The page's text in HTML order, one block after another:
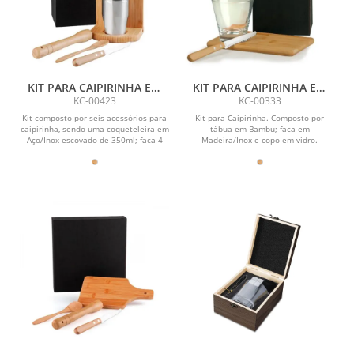
KIT PARA CAIPIRINHA EM
BAMBU / MADEIRA IBIZA -
0,35 L - 6 PÇS
KC-00423
Kit composto por seis acessórios para
caipirinha, sendo uma coqueteleira em
Aço/Inox escovado de 350ml; faca 4
KIT PARA CAIPIRINHA EM
BAMBU / MADEIRA - 0,35 L -
3 PÇS
KC-00333
Kit para Caipirinha. Composto por
tábua em Bambu; faca em
Madeira/Inox e copo em vidro.